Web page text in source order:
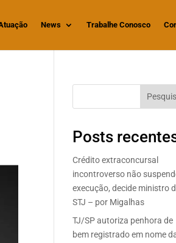
News Trabalhe Conosco
Posts
Crédito extraconcursal
incontroverso não
execução, decide ministro
STJ – por Migalhas
TJ/SP autoriza penhora de
bem registrado em nome